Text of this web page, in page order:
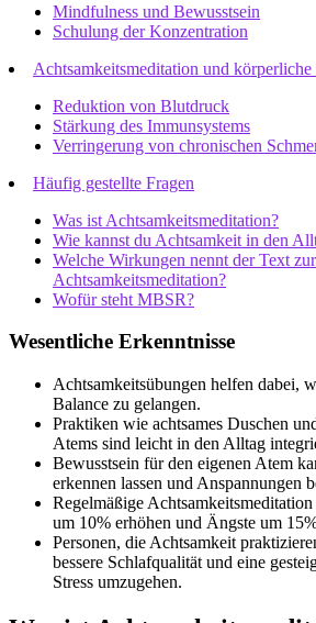
Mindfulness und Bewusstsein
Schulung der Konzentration
Achtsamkeitsmeditation und körperliche
Reduktion von Blutdruck
Stärkung des Immunsystems
Verringerung von chronischen
Häufig gestellte Fragen
Was ist Achtsamkeitsmeditation?
Wie kannst du Achtsamkeit in den
Welche Wirkungen nennt der Text zur
Achtsamkeitsmeditation?
Wofür steht MBSR?
Wesentliche Erkenntnisse
Achtsamkeitsübungen helfen dabei,
Balance zu gelangen.
Praktiken wie achtsames Duschen
Atems sind leicht in den Alltag
Bewusstsein für den eigenen Atem
erkennen lassen und Anspannungen
Regelmäßige
um 10% erhöhen und Ängste um
Personen, die Achtsamkeit
bessere Schlafqualität und eine
Stress umzugehen.